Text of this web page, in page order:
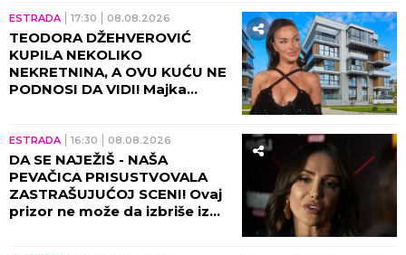
ESTRADA 17:30 08.08.2026
TEODORA DŽEHVEROVIĆ
KUPILA NEKOLIKO
NEKRETNINA, A OVU KUĆU NE
PODNOSI DA VIDI! Majka
ESTRADA 16:30 08.08.2026
DA SE NAJEŽIŠ - NAŠA
PEVAČICA PRISUSTVOVALA
ZASTRAŠUJUĆOJ SCENI! Ovaj
prizor ne može da izbriše iz